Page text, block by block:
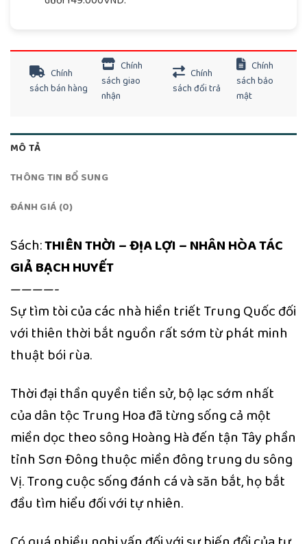
Chính
sách bán hàng
Chính
sách giao
nhận
Chính
sách đổi trả
Chính
sách bảo
mật
MÔ TẢ
THÔNG TIN BỔ SUNG
ĐÁNH GIÁ (0)
Sách:THIÊN THỜI – ĐỊA LỢI – NHÂN HÒA TÁC
GIẢ BẠCH HUYẾT
————-
Sự tìm tòi của các nhà hiền triết Trung Quốc đối
với thiên thời bắt nguồn rất sớm từ phát minh
thuật bói rùa.
Thời đại thần quyền tiền sử, bộ lạc sớm nhất
của dân tộc Trung Hoa đã từng sống cả một
miền dọc theo sông Hoàng Hà đến tận Tây phần
tỉnh Sơn Đông thuộc miền đông trung du sông
Vị. Trong cuộc sống đánh cá và săn bắt, họ bắt
đầu tìm hiểu đối với tự nhiên.